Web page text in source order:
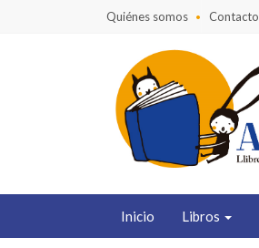
Quiénes somos Contacto
Inicio Libros